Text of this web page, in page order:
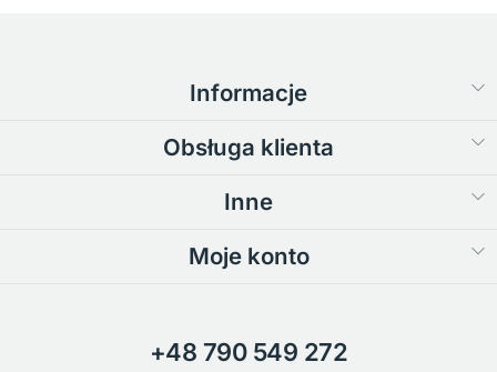
Informacje
Obsługa klienta
Inne
Moje konto
+48 790 549 272